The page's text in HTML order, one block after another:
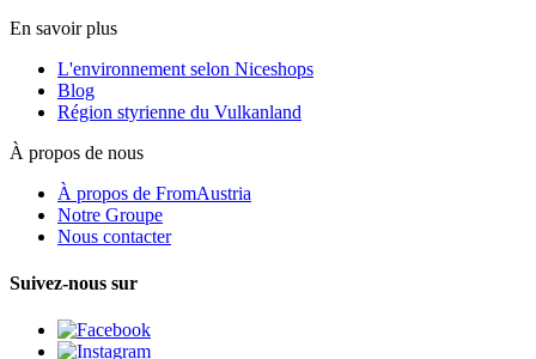
En savoir plus
L'environnement selon Niceshops
Blog
Région styrienne du Vulkanland
À propos de nous
À propos de FromAustria
Notre Groupe
Nous contacter
Suivez-nous sur